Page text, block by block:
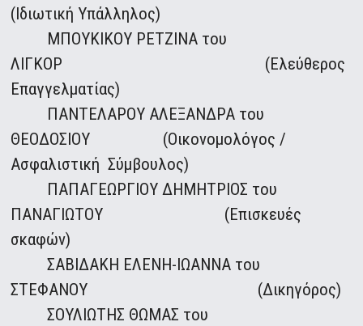
(Ιδιωτική Υπάλληλος)
ΜΠΟΥΚΙΚΟΥ ΡΕΤΖΙΝΑ του
ΛΙΓΚΟΡ (Ελεύθερος
Επαγγελματίας)
ΠΑΝΤΕΛΑΡΟΥ ΑΛΕΞΑΝΔΡΑ του
ΘΕΟΔΟΣΙΟΥ (Οικονομολόγος /
Ασφαλιστική Σύμβουλος)
ΠΑΠΑΓΕΩΡΓΙΟΥ ΔΗΜΗΤΡΙΟΣ του
ΠΑΝΑΓΙΩΤΟΥ (Επισκευές
σκαφών)
ΣΑΒΙΔΑΚΗ ΕΛΕΝΗ-ΙΩΑΝΝΑ του
ΣΤΕΦΑΝΟΥ (Δικηγόρος)
ΣΟΥΛΙΩΤΗΣ ΘΩΜΑΣ του